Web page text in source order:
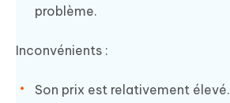
problème.
Inconvénients :
Son prix est relativement élevé.